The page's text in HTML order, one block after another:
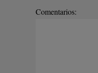
Comentarios: